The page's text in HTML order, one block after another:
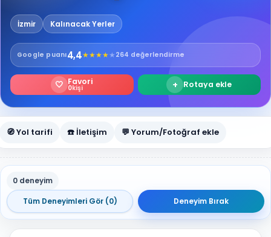
İzmir Kalınacak Yerler
Google puanı4,4★★★★★ 264 değerlendirme
🤍 Favori
0kişi + Rotaya ekle
🧭 Yol tarifi ☎️ İletişim 💬 Yorum/Fotoğraf ekle
0 deneyim
Tüm Deneyimleri Gör (0)
Deneyim Bırak